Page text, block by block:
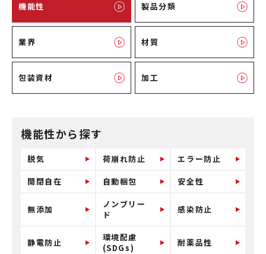
機能性 製品分類
業界 材質
包装資材 加工
機能性から探す
脱気 荷崩れ防止
エラー防止
開閉自在
自動梱包 安全性
無添加
ノンブリー
ド
感染防止
静電防止
環境配慮
(SDGs)
耐薬品性